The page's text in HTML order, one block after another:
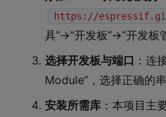
https://
具”->“开发板”->“开发
选择开发板与端口 ：连
Module”，选择正确的串
安装所需库 ：本项目主